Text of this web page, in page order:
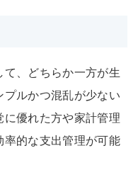
て、どちらか一方が生
ルかつ混乱が少ない
に優れた方や家計管理
率的な支出管理が可能